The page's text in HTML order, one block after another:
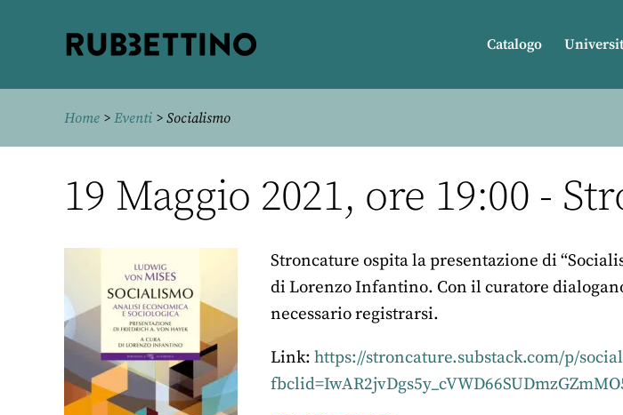
Catalogo
Home > Eventi > Socialismo
19 Maggio 2021, ore 19:00 -
Stroncature ospita la presentazione di
di Lorenzo Infantino. Con il curatore
necessario registrarsi.
Link: https://stroncature.substack.com/p/